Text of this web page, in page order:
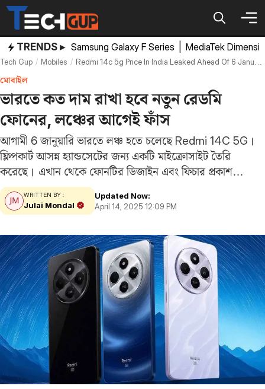
Skip
content
TRENDS ▸ Samsung Galaxy F Series MediaTek
Tech Gup Mobiles Redmi 14c 5g Price In India Leaked Ahead Of 6 January Launch
মোবাইল
ভারতে কত দাম রাখা হবে নতুন রেডমি
ফোনের, লঞ্চের আগেই ফাঁস
আগামী 6 জানুয়ারি ভারতে লঞ্চ হতে চলেছে Redmi 14C 5G।
ফ্লিপকার্ট আসন্ন হ্যান্ডসেটের জন্য একটি মাইক্রোসাইট তৈরি
করেছে। এখান থেকে ফোনটির ডিজাইন এবং ফিচার প্রকাশ
এসেছে। আজ আবার Redmi 14C 5G এর দাম ফাঁস হয়েছে।
এই ফোনটি বাজেট রেঞ্জে আসবে,…
WRITTEN BY :
Julai Mondal
Updated Now:
April 14, 2025 12:09 PM